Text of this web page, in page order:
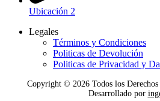
Ubicación 2
Legales
Términos y Condiciones
Politicas de Devolución
Politicas de Privacidad y
Copyright © 2026Todos los Derechos
Desarrollado por